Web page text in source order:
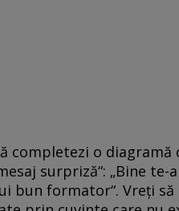
completezi o diagramă
surpriză“: „Bine te-
bun formator“. Vreţi